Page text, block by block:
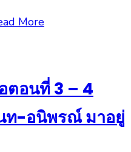
More
ตอนที่ 3 – 4
ท-อนิพรณ์ มาอยู่